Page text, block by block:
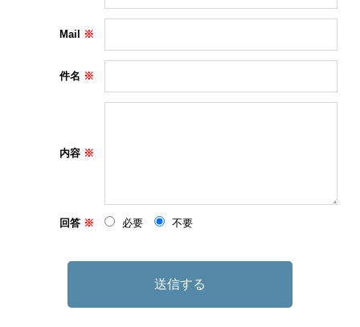
Mail
件名
内容
回答 必要 不要